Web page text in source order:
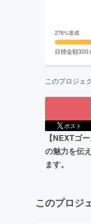
276%達成
目標金額
このプロジェ
ポスト
【NEXTゴ
の魅力を伝
ます。
このプロジ